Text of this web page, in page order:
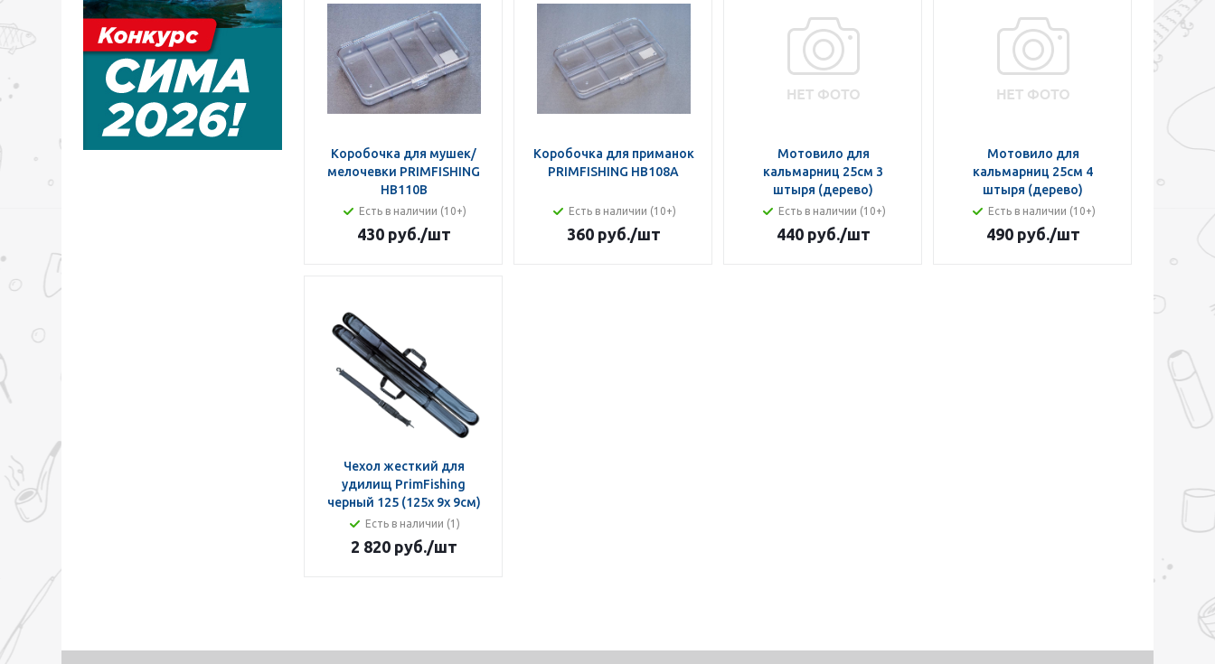
Коробочка для мушек/
мелочевки PRIMFISHING
HB110B
Есть в наличии (10+)
430 руб./шт
Коробочка для приманок
PRIMFISHING HB108A
Есть в наличии (10+)
360 руб./шт
Мотовило для
кальмарниц 25см 3
штыря (дерево)
Есть в наличии (10+)
440 руб./шт
Мотовило для
кальмарниц 25см 4
штыря (дерево)
Есть в наличии (10+)
490 руб./шт
Чехол жесткий для
удилищ PrimFishing
черный 125 (125х 9х 9см)
Есть в наличии (1)
2 820 руб./шт